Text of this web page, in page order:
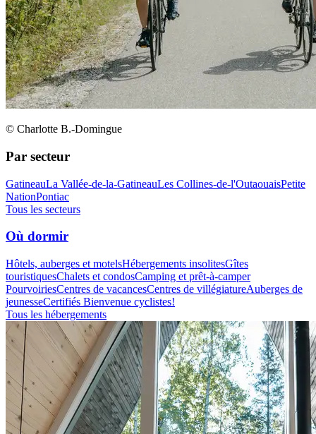
© Charlotte B.-Domingue
Par secteur
GatineauLa Vallée-de-la-GatineauLes Collines-de-l'OutaouaisPetite
NationPontiac
Tous les secteurs
Où dormir
Hôtels, auberges et motelsHébergements insolitesGîtes
touristiquesChalets et condosCamping et prêt-à-camper
PourvoiriesCentres de vacancesCentres de villégiatureAuberges de
jeunesseCertifiés Bienvenue cyclistes!
Tous les hébergements